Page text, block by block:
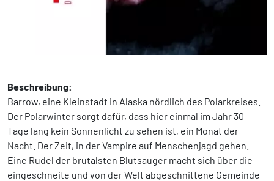
Beschreibung:
Barrow, eine Kleinstadt in Alaska nördlich des Polarkreises.
Der Polarwinter sorgt dafür, dass hier einmal im Jahr 30
Tage lang kein Sonnenlicht zu sehen ist, ein Monat der
Nacht. Der Zeit, in der Vampire auf Menschenjagd gehen.
Eine Rudel der brutalsten Blutsauger macht sich über die
eingeschneite und von der Welt abgeschnittene Gemeinde